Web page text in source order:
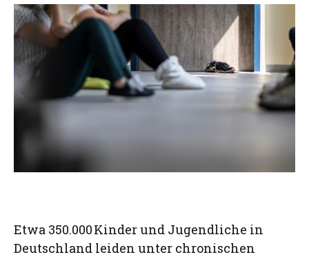
Etwa 350.000 Kinder und Jugendliche in
Deutschland leiden unter chronischen